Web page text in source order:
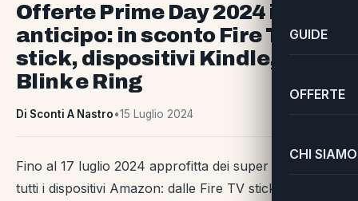
GUIDE
OFFERTE
CHI SIAMO
Offerte Prime Day 2024 in
anticipo: in sconto Fire TV
stick, dispositivi Kindle, Echo,
Blink e Ring
Di Sconti A Nastro•15 Luglio 2024
Fino al 17 luglio 2024 approfitta dei super prezzi su
tutti i dispositivi Amazon: dalle Fire TV stick ai